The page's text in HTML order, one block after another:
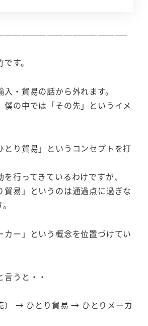
す。
・貿易の話から外れます。
僕の中では「その先」というイメ
とり貿易」というコンセプトを打
行ってきているわけですが、
貿易」というのは通過点に過ぎな
カー」という概念を位置づけてい
うと・・
） → ひとり貿易 → ひとりメーカ